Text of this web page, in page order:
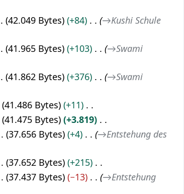
42.049 Bytes +84 →Kushi Schule
41.965 Bytes +103 →Swami
41.862 Bytes +376 →Swami
41.486 Bytes
+11
41.475 Bytes
+3.819
37.656 Bytes +4 →Entstehung des
37.652 Bytes
+215
37.437 Bytes −13 →Entstehung